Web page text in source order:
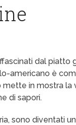
dal piatto
americano è
mette in mostra la
di sapori.
sono diventati